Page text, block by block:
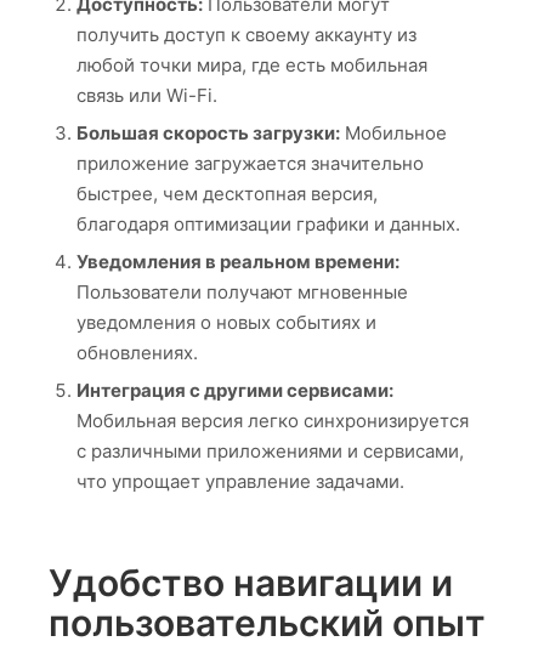
получить доступ к своему аккаунту из
любой точки мира, где есть мобильная
связь или Wi-Fi.
Большая скорость загрузки:Мобильное
приложение загружается значительно
быстрее, чем десктопная версия,
благодаря оптимизации графики и данных.
Уведомления в реальном времени:
Пользователи получают мгновенные
уведомления о новых событиях и
обновлениях.
Интеграция с другими сервисами:
Мобильная версия легко синхронизируется
с различными приложениями и сервисами,
что упрощает управление задачами.
Удобство навигации и
пользовательский опыт